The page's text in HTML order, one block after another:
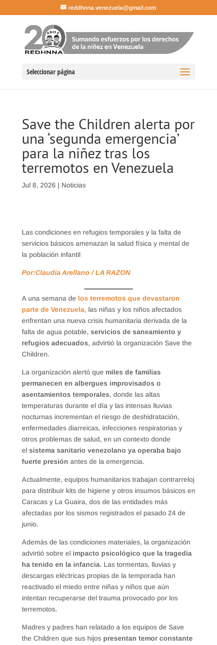
reddhnna.venezuela@gmail.com
Seleccionar página
Save the Children alerta por
una ‘segunda emergencia’
para la niñez tras los
terremotos en Venezuela
Jul 8, 2026 | Noticias
Las condiciones en refugios temporales y la falta de
servicios básicos amenazan la salud física y mental de
la población infantil
Por:Claudia Arellano / LA RAZON
A una semana de los terremotos que devastaron
parte de Venezuela, las niñas y los niños afectados
enfrentan una nueva crisis humanitaria derivada de la
falta de agua potable, servicios de saneamiento y
refugios adecuados, advirtió la organización Save the
Children.
La organización alertó que miles de familias
permanecen en albergues improvisados o
asentamientos temporales, donde las altas
temperaturas durante el día y las intensas lluvias
nocturnas incrementan el riesgo de deshidratación,
enfermedades diarreicas, infecciones respiratorias y
otros problemas de salud, en un contexto donde
el sistema sanitario venezolano ya operaba bajo
fuerte presión antes de la emergencia.
Actualmente, equipos humanitarios trabajan contrarreloj
para distribuir kits de higiene y otros insumos básicos en
Caracas y La Guaira, dos de las entidades más
afectadas por los sismos registrados el pasado 24 de
junio.
Además de las condiciones materiales, la organización
advirtió sobre el impacto psicológico que la tragedia
ha tenido en la infancia. Las tormentas, lluvias y
descargas eléctricas propias de la temporada han
reactivado el miedo entre niñas y niños que aún
intentan recuperarse del trauma provocado por los
terremotos.
Madres y padres han relatado a los equipos de Save
the Children que sus hijos presentan temor constante